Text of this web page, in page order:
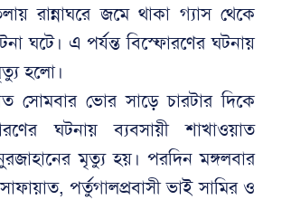
রান্নাঘরে জমে থাকা গ্যাস থেকে
ঘটে। এ পর্যন্ত বিস্ফোরণের ঘটনায়
হলো।
সোমবার ভোর সাড়ে চারটার দিকে
ঘটনায় ব্যবসায়ী শাখাওয়াত
নুরজাহানের মৃত্যু হয়। পরদিন মঙ্গলবার
পর্তুগালপ্রবাসী ভাই সামির ও